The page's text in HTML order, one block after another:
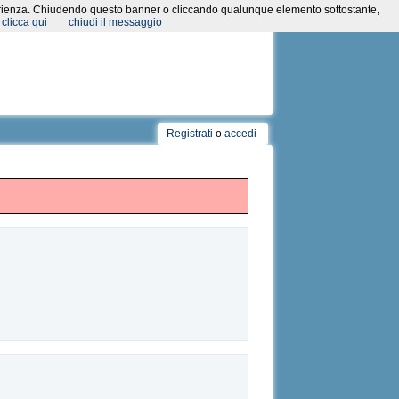
Registrati o accedi
Chiudendo questo banner o cliccando qualunque elemento sottostante,
clicca qui chiudi il messaggio